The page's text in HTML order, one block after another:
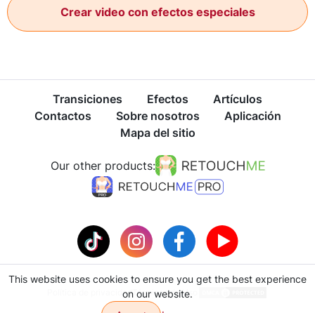
Crear video con efectos especiales
Transiciones Efectos
Artículos
Contactos
Sobre nosotros
Aplicación
Mapa del sitio
Política de privacidadTérminos de Uso
Our other products:
This website uses cookies to ensure you get the best experience
on our website.